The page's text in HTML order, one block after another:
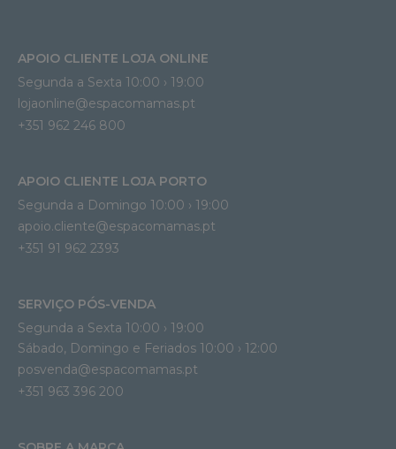
APOIO CLIENTE LOJA ONLINE
Segunda a Sexta 10:00 › 19:00
lojaonline@espacomamas.pt
+351 962 246 800
APOIO CLIENTE LOJA PORTO
Segunda a Domingo 10:00 › 19:00
apoio.cliente@espacomamas.pt
+351 91 962 2393
SERVIÇO PÓS-VENDA
Segunda a Sexta 10:00 › 19:00
Sábado, Domingo e Feriados 10:00 › 12:00
posvenda@espacomamas.pt
+351 963 396 200